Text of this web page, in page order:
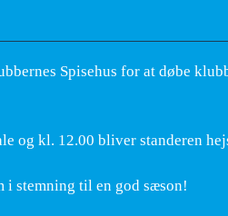
Spisehus for at døbe
og kl. 12.00 bliver standeren
i stemning til en god sæson!